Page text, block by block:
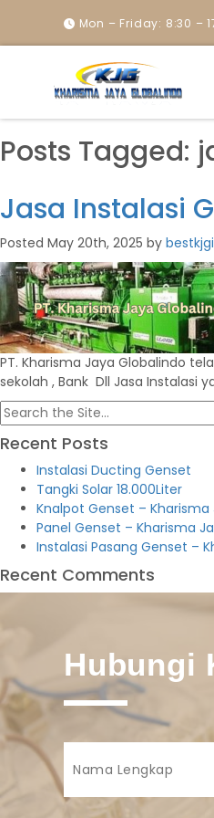
Mon – Friday: 8:30 –
Posts Tagged:
Jasa Instalasi
Posted May 20th, 2025 by
PT. Kharisma Jaya Globalindo
sekolah , Bank Dll Jasa Instalasi
Search
for:
Recent Posts
Instalasi Ducting Genset
Tangki Solar 18.000Liter
Knalpot Genset – Kharisma
Panel Genset – Kharisma
Instalasi Pasang Genset –
Recent Comments
Hubungi